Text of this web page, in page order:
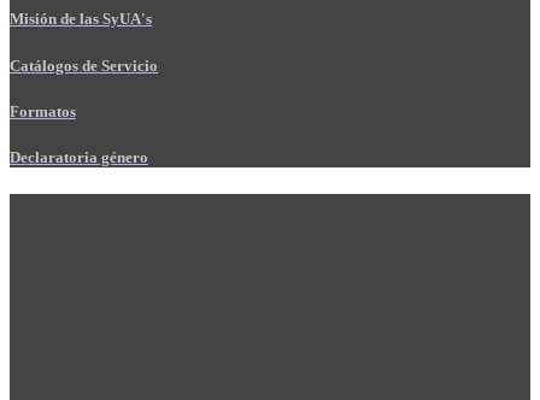
Misión de las SyUA's
Catálogos de Servicio
Formatos
Declaratoria género